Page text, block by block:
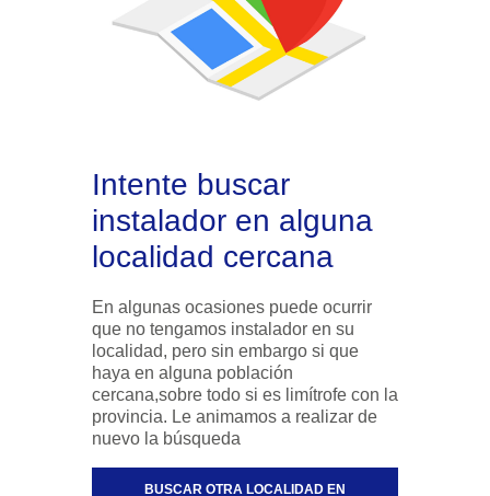
Intente buscar
instalador en alguna
localidad cercana
En algunas ocasiones puede ocurrir
que no tengamos instalador en su
localidad, pero sin embargo si que
haya en alguna población
cercana,sobre todo si es limítrofe con la
provincia. Le animamos a realizar de
nuevo la búsqueda
BUSCAR OTRA LOCALIDAD EN